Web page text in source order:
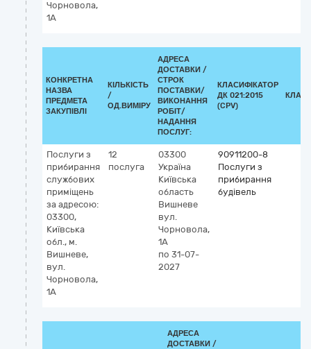
Чорновола,
1А
КОНКРЕТНА
НАЗВА
ПРЕДМЕТА
ЗАКУПІВЛІ
КІЛЬКІСТЬ
/
ОД.ВИМІРУ
АДРЕСА
ДОСТАВКИ /
СТРОК
ПОСТАВКИ/
ВИКОНАННЯ
РОБІТ/
НАДАННЯ
ПОСЛУГ:
КЛАСИФІКАТОР
ДК 021:2015
(CPV)
Послуги з
прибирання
службових
приміщень
за адресою:
03300,
Київська
обл., м.
Вишневе,
вул.
Чорновола,
1А
12
послуга
03300
Україна
Київська
область
Вишневе
вул.
Чорновола,
1А
по 31-07-
2027
90911200-8
Послуги з
прибирання
будівель
АДРЕСА
ДОСТАВКИ /